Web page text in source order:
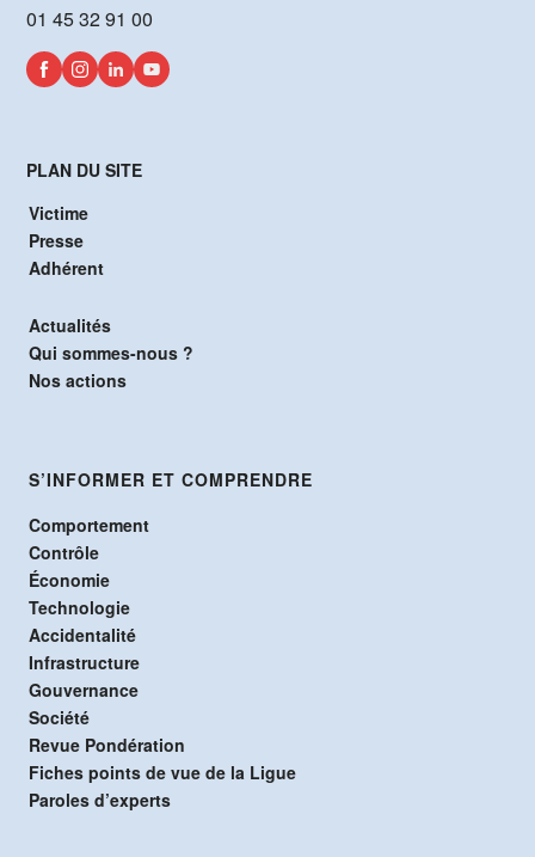
01 45 32 91 00
PLAN DU SITE
Victime
Presse
Adhérent
Actualités
Qui sommes-nous ?
Nos actions
S’INFORMER ET COMPRENDRE
Comportement
Contrôle
Économie
Technologie
Accidentalité
Infrastructure
Gouvernance
Société
Revue Pondération
Fiches points de vue de la Ligue
Paroles d’experts